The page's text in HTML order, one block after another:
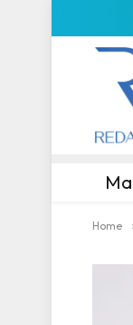
Home